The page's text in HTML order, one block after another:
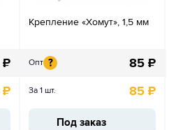
₽
₽
Крепление «Хомут», 1,5 мм
Опт ? 85 ₽
За 1 шт. 85 ₽
Под заказ